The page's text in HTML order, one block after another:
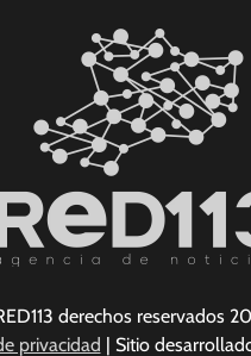
derechos reservados
privacidad | Sitio